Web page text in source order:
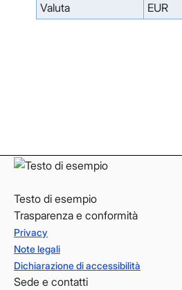
Valuta
EUR
Testo di esempio
Trasparenza e conformità
Privacy
Note legali
Dichiarazione di accessibilità
Sede e contatti